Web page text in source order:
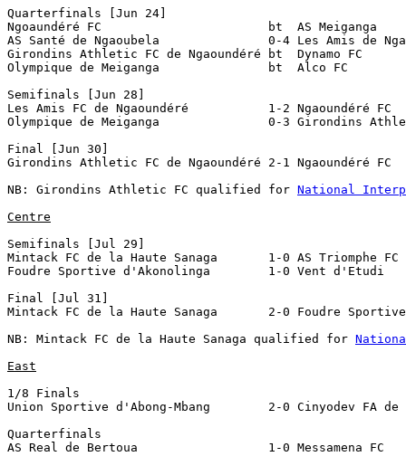
Quarterfinals [Jun 24]
Ngoaundéré FC                       bt  AS Meiganga
AS Santé de Ngaoubela               0-4 Les Amis de
Girondins Athletic FC de Ngaoundéré bt  Dynamo FC
Olympique de Meiganga               bt  Alco FC
Semifinals [Jun 28]
Les Amis FC de Ngaoundéré           1-2 Ngaoundéré FC
Olympique de Meiganga               0-3 Girondins
Final [Jun 30]
Girondins Athletic FC de Ngaoundéré 2-1 Ngaoundéré FC
NB: Girondins Athletic FC qualified for National
Centre
Semifinals [Jul 29]
Mintack FC de la Haute Sanaga       1-0 AS Triomphe
Foudre Sportive d'Akonolinga        1-0 Vent d'Etudi
Final [Jul 31]
Mintack FC de la Haute Sanaga       2-0 Foudre
NB: Mintack FC de la Haute Sanaga qualified for
East
1/8 Finals
Union Sportive d'Abong-Mbang        2-0 Cinyodev FA de
Quarterfinals
AS Real de Bertoua                  1-0 Messamena FC